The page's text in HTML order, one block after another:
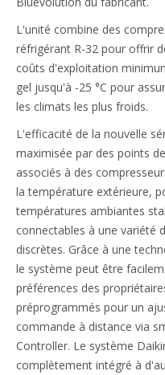
L'unité combine des
réfrigérant R-32 pour offrir
coûts d'exploitation
gel jusqu'à -25 °C pour
les climats les plus froids.
L'efficacité de la nouvelle
maximisée par des points
associés à des
la température extérieure,
températures ambiantes
connectables à une variété
discrètes. Grâce à une
le système peut être
préférences des
préprogrammés pour un
commande à distance via
Controller. Le système
complètement intégré à